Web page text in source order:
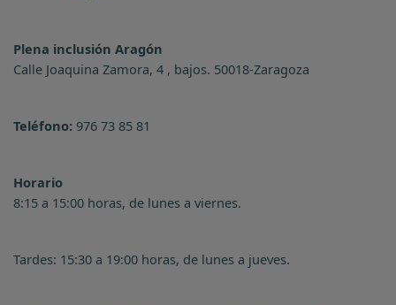
Plena inclusión Aragón
Calle Joaquina Zamora, 4 , bajos. 50018-Zaragoza
Teléfono: 976 73 85 81
Horario
8:15 a 15:00 horas, de lunes a viernes.
Tardes: 15:30 a 19:00 horas, de lunes a jueves.